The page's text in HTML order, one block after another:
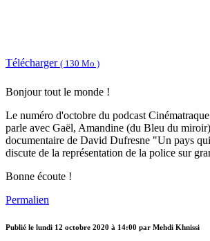
Télécharger ( 130 Mo )
Bonjour tout le monde !
Le numéro d'octobre du podcast
parle avec Gaël, Amandine (du Bleu du
documentaire de David Dufresne "Un pays
discute de la représentation de la police sur
Bonne écoute !
Permalien
Publié le lundi 12 octobre 2020 à 14:00 par Mehdi Khnissi